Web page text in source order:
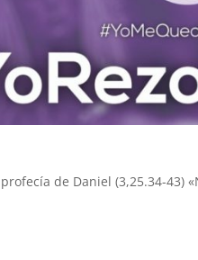
de Daniel (3,25.34-43)